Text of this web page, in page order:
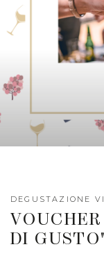
DEGUSTAZIONE
DI